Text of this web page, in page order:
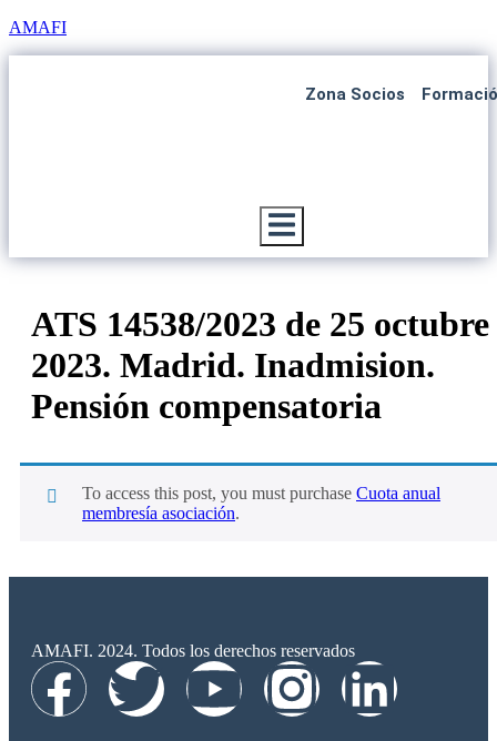
AMAFI
Zona Socios
Menú conmutador hamburguesa
ATS 14538/2023 de 25 octubre
2023. Madrid. Inadmision.
Pensión compensatoria
To access this post, you must purchase Cuota anual
membresía asociación.
AMAFI. 2024. Todos los derechos reservados